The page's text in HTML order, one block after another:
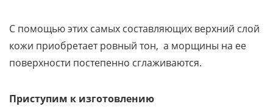
С помощью этих самых составляющих верхний слой
кожи приобретает ровный тон, а морщины на ее
поверхности постепенно сглаживаются.
Приступим к изготовлению